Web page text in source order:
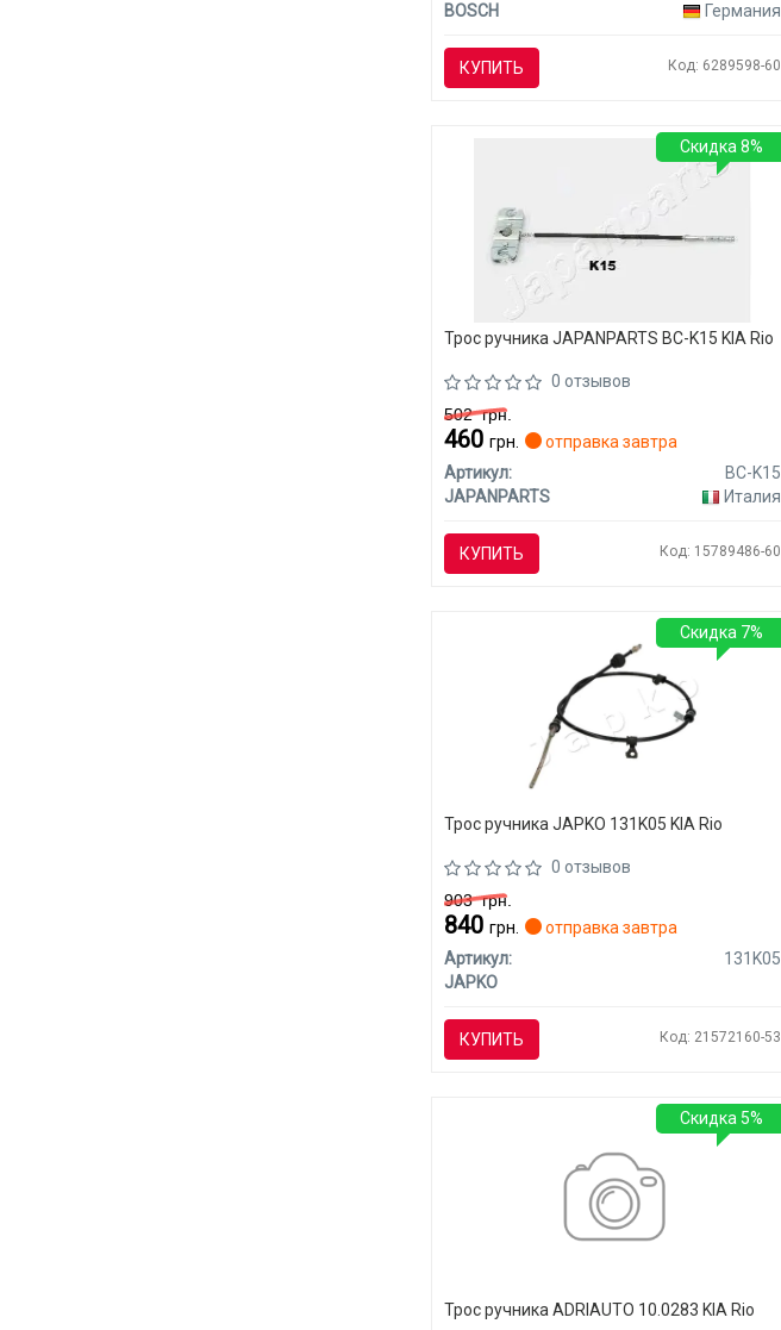
BOSCH
Германия
КУПИТЬ Код: 6289598-60
Трос ручника JAPANPARTS BC-K15 KIA Rio
0 отзывов
502грн.
460 грн.
отправка завтра
Артикул:
BC-K15
JAPANPARTS
Италия
КУПИТЬ Код: 15789486-60
Скидка 8%
Трос ручника JAPKO 131K05 KIA Rio
0 отзывов
903грн.
840 грн.
отправка завтра
Артикул:
131K05
JAPKO
КУПИТЬ Код: 21572160-53
Скидка 7%
Трос ручника ADRIAUTO 10.0283 KIA Rio
Скидка 5%